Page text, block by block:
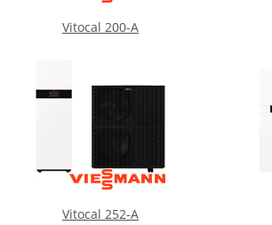
Vitocal 200-A
Vitocal 252-A